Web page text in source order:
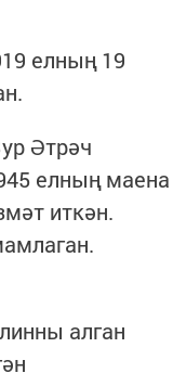
елның 19
Әтрәч
елның маена
иткән.
алган